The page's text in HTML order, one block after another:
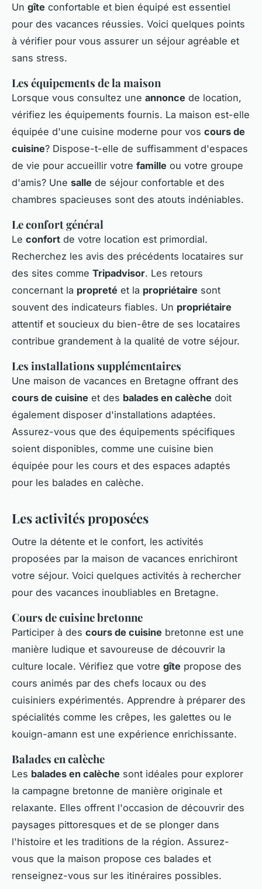
Un gîte confortable et bien équipé est essentiel
pour des vacances réussies. Voici quelques points
à vérifier pour vous assurer un séjour agréable et
sans stress.
Les équipements de la maison
Lorsque vous consultez une annonce de location,
vérifiez les équipements fournis. La maison est-elle
équipée d'une cuisine moderne pour vos cours de
cuisine? Dispose-t-elle de suffisamment d'espaces
de vie pour accueillir votre famille ou votre groupe
d'amis? Une salle de séjour confortable et des
chambres spacieuses sont des atouts indéniables.
Le confort général
Le confort de votre location est primordial.
Recherchez les avis des précédents locataires sur
des sites comme Tripadvisor. Les retours
concernant la propreté et la propriétaire sont
souvent des indicateurs fiables. Un propriétaire
attentif et soucieux du bien-être de ses locataires
contribue grandement à la qualité de votre séjour.
Les installations supplémentaires
Une maison de vacances en Bretagne offrant des
cours de cuisine et des balades en calèche doit
également disposer d'installations adaptées.
Assurez-vous que des équipements spécifiques
soient disponibles, comme une cuisine bien
équipée pour les cours et des espaces adaptés
pour les balades en calèche.
Les activités proposées
Outre la détente et le confort, les activités
proposées par la maison de vacances enrichiront
votre séjour. Voici quelques activités à rechercher
pour des vacances inoubliables en Bretagne.
Cours de cuisine bretonne
Participer à des cours de cuisine bretonne est une
manière ludique et savoureuse de découvrir la
culture locale. Vérifiez que votre gîte propose des
cours animés par des chefs locaux ou des
cuisiniers expérimentés. Apprendre à préparer des
spécialités comme les crêpes, les galettes ou le
kouign-amann est une expérience enrichissante.
Balades en calèche
Les balades en calèche sont idéales pour explorer
la campagne bretonne de manière originale et
relaxante. Elles offrent l'occasion de découvrir des
paysages pittoresques et de se plonger dans
l'histoire et les traditions de la région. Assurez-
vous que la maison propose ces balades et
renseignez-vous sur les itinéraires possibles.